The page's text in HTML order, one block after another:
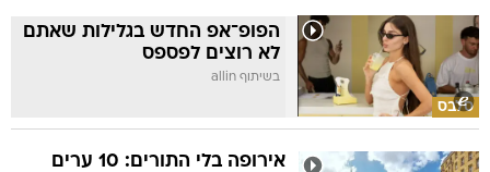
סלבס
הפופ־אפ החדש בגלילות שאתם
לא רוצים לפספס
בשיתוף allin
אירופה בלי התורים: 10 ערים